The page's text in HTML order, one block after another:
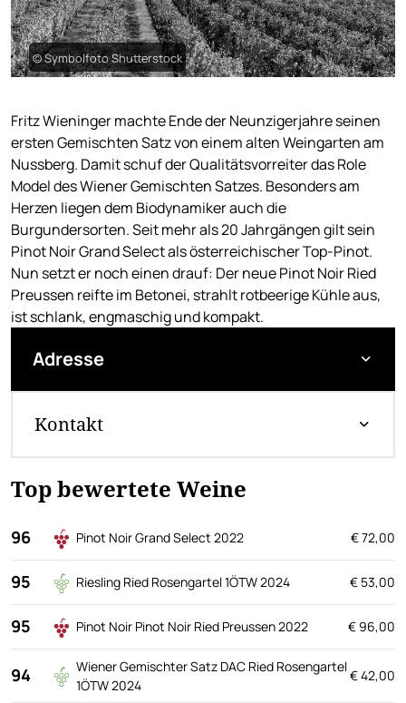
© Symbolfoto Shutterstock
Fritz Wieninger machte Ende der Neunzigerjahre seinen
ersten Gemischten Satz von einem alten Weingarten am
Nussberg. Damit schuf der Qualitätsvorreiter das Role
Model des Wiener Gemischten Satzes. Besonders am
Herzen liegen dem Biodynamiker auch die
Burgundersorten. Seit mehr als 20 Jahrgängen gilt sein
Pinot Noir Grand Select als österreichischer Top-Pinot.
Nun setzt er noch einen drauf: Der neue Pinot Noir Ried
Preussen reifte im Betonei, strahlt rotbeerige Kühle aus,
ist schlank, engmaschig und kompakt.
Adresse
Kontakt
Top bewertete Weine
96 Pinot Noir Grand Select 2022 € 72,00
95 Riesling Ried Rosengartel 1ÖTW 2024 € 53,00
95 Pinot Noir Pinot Noir Ried Preussen 2022 € 96,00
94
Wiener Gemischter Satz DAC Ried Rosengartel
1ÖTW 2024
€ 42,00